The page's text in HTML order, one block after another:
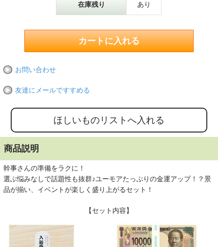
在庫残り あり
お問い合わせ
友達にメールですすめる
商品説明
幹事さんの準備をラクに！
選ぶ悩みなしで話題性も抜群♪ユーモアたっぷりの金運アップ！？景
品が揃い、イベントが楽しく盛り上がるセット！
【セット内容】